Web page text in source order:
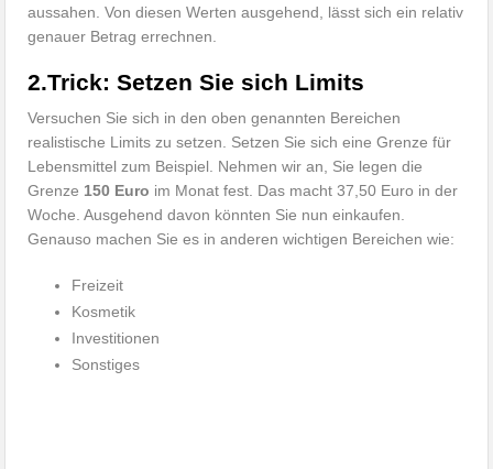
aussahen. Von diesen Werten ausgehend, lässt sich ein relativ
genauer Betrag errechnen.
2.Trick: Setzen Sie sich Limits
Versuchen Sie sich in den oben genannten Bereichen
realistische Limits zu setzen. Setzen Sie sich eine Grenze für
Lebensmittel zum Beispiel. Nehmen wir an, Sie legen die
Grenze 150 Euro im Monat fest. Das macht 37,50 Euro in der
Woche. Ausgehend davon könnten Sie nun einkaufen.
Genauso machen Sie es in anderen wichtigen Bereichen wie:
Freizeit
Kosmetik
Investitionen
Sonstiges